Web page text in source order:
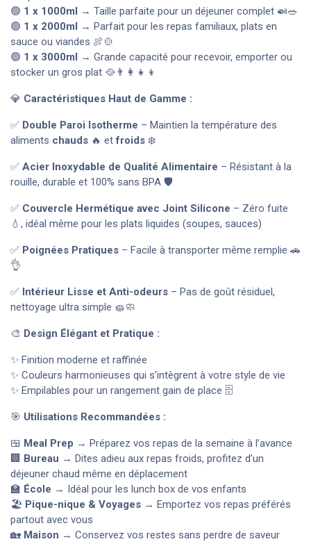
🟢 1 x 1000ml
→ Taille parfaite pour un déjeuner complet 🍛🥗
🟢 1 x 2000ml
→ Parfait pour les repas familiaux, plats en
sauce ou viandes 🍖🍲
🟢 1 x 3000ml
→ Grande capacité pour recevoir, emporter ou
stocker un gros plat 🥘👨‍👩‍👧‍👦
💎 Caractéristiques Haut de Gamme :
✅ Double Paroi Isotherme – Maintien la température des
aliments chauds 🔥 etfroids ❄️
✅ Acier Inoxydable de Qualité Alimentaire – Résistant à la
rouille, durable et 100% sans BPA 🛡️
✅ Couvercle Hermétique avec Joint Silicone – Zéro fuite
💧, idéal même pour les plats liquides (soupes, sauces)
✅ Poignées Pratiques – Facile à transporter même remplie 🚗
👌
✅ Intérieur Lisse et Anti-odeurs – Pas de goût résiduel,
nettoyage ultra simple 🧽🧼
🎨 Design Élégant et Pratique :
✨ Finition moderne et raffinée
✨ Couleurs harmonieuses qui s’intègrent à votre style de vie
✨ Empilables pour un rangement gain de place 🗄️
🎯 Utilisations Recommandées :
🍱 Meal Prep → Préparez vos repas de la semaine à l’avance
🏢 Bureau → Dites adieu aux repas froids, profitez d’un
déjeuner chaud même en déplacement
🏫 École → Idéal pour les lunch box de vos enfants
🏖️ Pique-nique & Voyages → Emportez vos repas préférés
partout avec vous
🏡 Maison → Conservez vos restes sans perdre de saveur